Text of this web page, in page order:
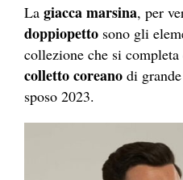
La giacca marsina, per
doppiopetto sono gli
collezione che si
colletto coreano di
sposo 2023.